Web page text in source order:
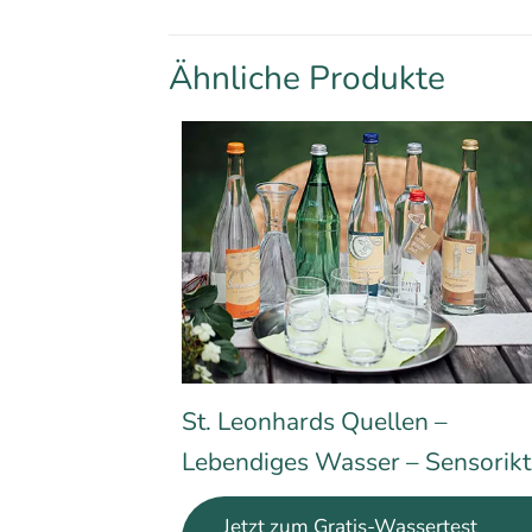
Ähnliche Produkte
St. Leonhards Quellen –
Lebendiges Wasser –